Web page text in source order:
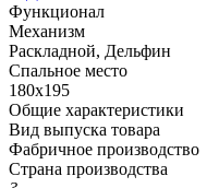
Функционал
Механизм
Раскладной, Дельфин
Спальное место
180x195
Общие характеристики
Вид выпуска товара
Фабричное производство
Страна производства